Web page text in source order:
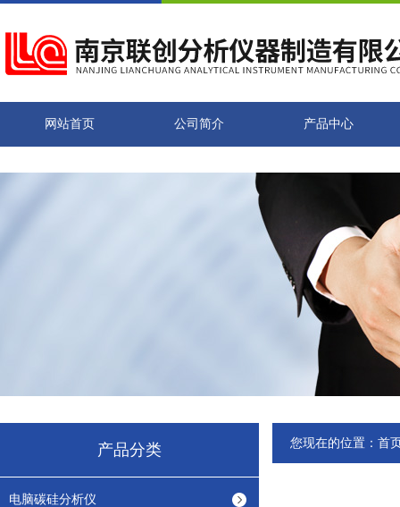
网站首页 公司简介 产品中心
产品分类
电脑碳硅分析仪
您现在的位置： 首